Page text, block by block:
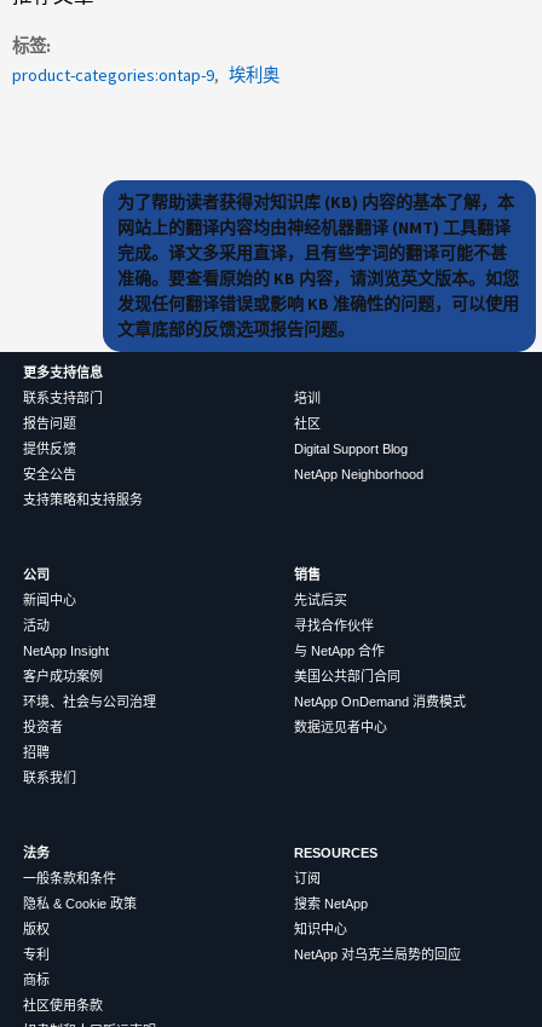
标签
product-categories:ontap-9
埃利奥
为了帮助读者获得对知识库 (KB) 内容的基本了解，本
网站上的翻译内容均由神经机器翻译 (NMT) 工具翻译
完成。译文多采用直译，且有些字词的翻译可能不甚
准确。要查看原始的 KB 内容，请浏览英文版本。如您
发现任何翻译错误或影响 KB 准确性的问题，可以使用
文章底部的反馈选项报告问题。
更多支持信息
联系支持部门
报告问题
提供反馈
安全公告
支持策略和支持服务
培训
社区
Digital Support Blog
NetApp Neighborhood
公司
新闻中心
活动
NetApp Insight
客户成功案例
环境、社会与公司治理
投资者
招聘
联系我们
销售
先试后买
寻找合作伙伴
与 NetApp 合作
美国公共部门合同
NetApp OnDemand 消费模式
数据远见者中心
法务
一般条款和条件
隐私 & Cookie 政策
版权
专利
商标
社区使用条款
RESOURCES
订阅
搜索 NetApp
知识中心
NetApp 对乌克兰局势的回应